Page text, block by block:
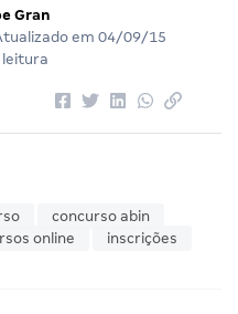
Gran
em 04/09/15
leitura
concurso abin
online
inscrições